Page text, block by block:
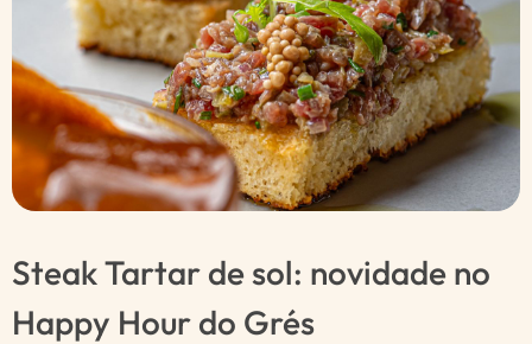
Steak Tartar de sol: novidade no
Happy Hour do Grés